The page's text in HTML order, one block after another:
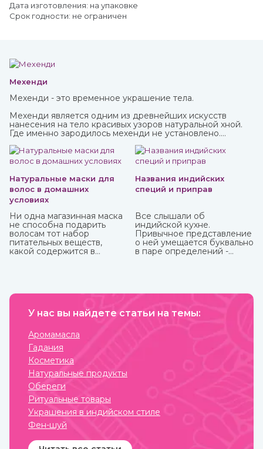
Дата изготовления: на упаковке
Срок годности: не ограничен
Мехенди
Мехенди - это временное украшение тела.
Мехенди является одним из древнейших искусств
нанесения на тело красивых узоров натуральной хной.
Где именно зародилось мехенди не установлено.
разных стран и континентов, которые привносили в нее
свои культурные традиции.
Натуральные маски для
волос в домашних
условиях
Ни одна магазинная маска
не способна подарить
волосам тот набор
питательных веществ,
какой содержится в
напитают, увлажнят и
Названия индийских
специй и приправ
Все слышали об
индийской кухне.
Привычное представление
о ней умещается буквально
в паре определений -
можно сказать о пищевых
Индийская кухня одна из
У нас вы найдете статьи на темы:
Аромамасла
Гадания
Косметика
Натуральные продукты
Обереги
Ритуальные товары
Украшения в индийском стиле
Фен-шуй